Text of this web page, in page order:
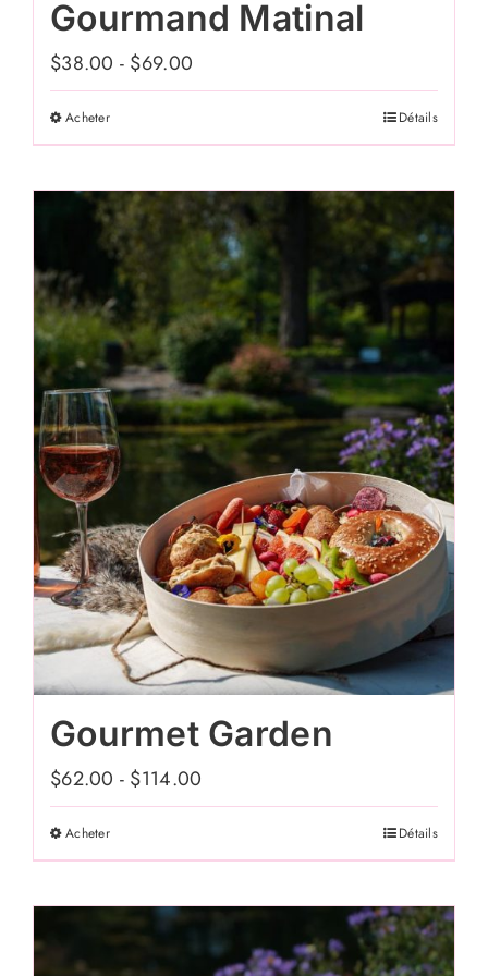
Gourmand Matinal
$38.00 - $69.00
AcheterCe
a
plusieurs
variations.
Les
options
peuvent
être
choisies
sur
la
page
du
produit
Détails
Gourmet Garden
$62.00 - $114.00
AcheterCe
a
plusieurs
variations.
Détails